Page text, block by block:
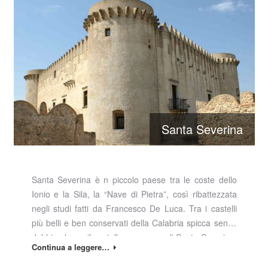
Santa Severina
Santa Severina è n piccolo paese tra le coste dello
Ionio e la Sila, la “Nave di Pietra”, così ribattezzata
negli studi fatti da Francesco De Luca. Tra i castelli
più belli e ben conservati della Calabria spicca senza
dubbio alcuno il castello normanno di Santa Severina,
detto anche di….
Continua a leggere…